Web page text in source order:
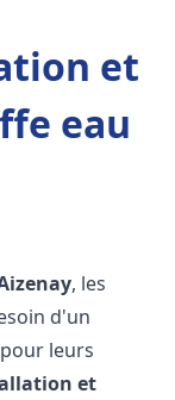
et
eau
, les
d'un
leurs
et